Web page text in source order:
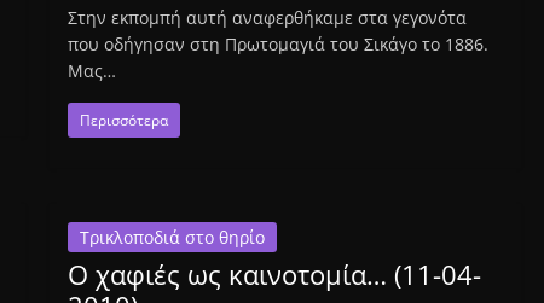
Στην εκπομπή αυτή αναφερθήκαμε στα γεγονότα
που οδήγησαν στη Πρωτομαγιά του Σικάγο το 1886.
Μας…
Περισσότερα
Τρικλοποδιά στο θηρίο
Ο χαφιές ως καινοτομία… (11-04-